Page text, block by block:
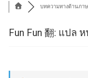
บทความทางด้านภา
Fun Fun 翻: แปล